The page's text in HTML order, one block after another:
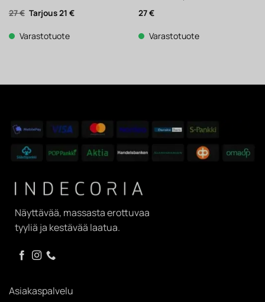
27€ Alkuperäinen
hinta
27 €.
21 €Nykyinen
Varastotuote
27€
Varastotuote
Näyttävää, massasta erottuvaa
tyyliä ja kestävää laatua.
Asiakaspalvelu